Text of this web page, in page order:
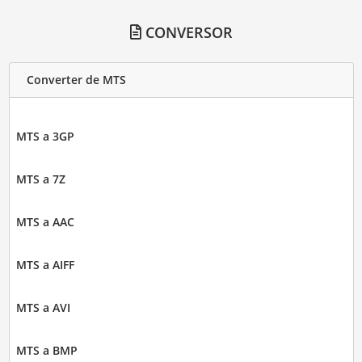
CONVERSOR
Converter de MTS
MTS a 3GP
MTS a 7Z
MTS a AAC
MTS a AIFF
MTS a AVI
MTS a BMP